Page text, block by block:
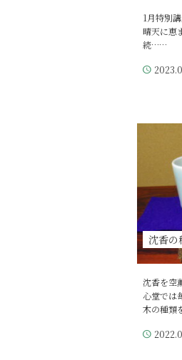
1月特別
晴天に恵
続……
沈香の
沈香を空
心堂では
木の種